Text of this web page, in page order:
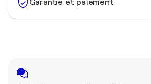
Garantie et paiement